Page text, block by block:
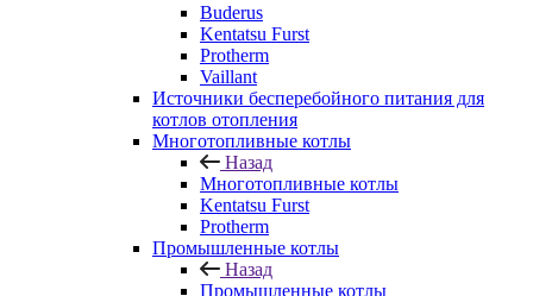
Buderus
Kentatsu Furst
Protherm
Vaillant
Источники бесперебойного питания для
котлов отопления
Многотопливные котлы
Назад
Многотопливные котлы
Kentatsu Furst
Protherm
Промышленные котлы
Назад
Промышленные котлы